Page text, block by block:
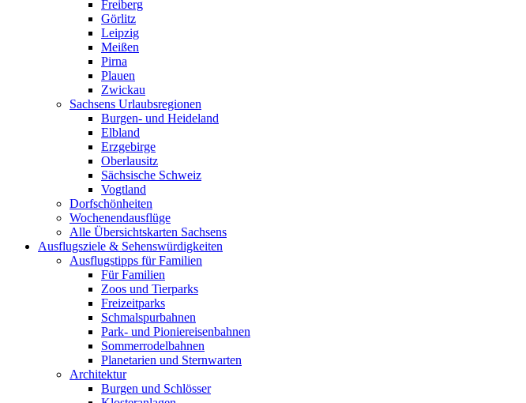
Freiberg
Görlitz
Leipzig
Meißen
Pirna
Plauen
Zwickau
Sachsens Urlaubsregionen
Burgen- und Heideland
Elbland
Erzgebirge
Oberlausitz
Sächsische Schweiz
Vogtland
Dorfschönheiten
Wochenendausflüge
Alle Übersichtskarten Sachsens
Ausflugsziele & Sehenswürdigkeiten
Ausflugstipps für Familien
Für Familien
Zoos und Tierparks
Freizeitparks
Schmalspurbahnen
Park- und Pioniereisenbahnen
Sommerrodelbahnen
Planetarien und Sternwarten
Architektur
Burgen und Schlösser